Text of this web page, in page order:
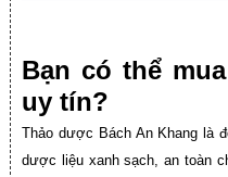
Bạn có thể
uy tín?
Thảo dược Bách An Khang là
dược liệu xanh sạch, an toàn